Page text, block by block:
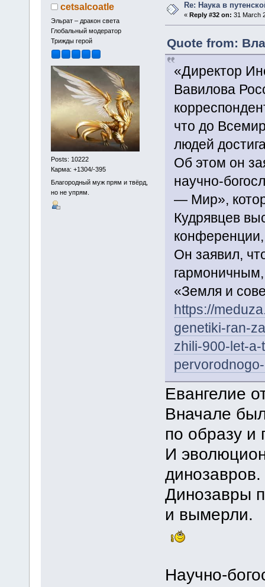
cetsalcoatle
Эльрат – дракон света
Глобальный модератор
Трижды герой
Posts: 10222
Карма: +1304/-395
Благородный муж прям и твёрд,
но не упрям.
Re: Наука в
« Reply #32 on: 31 March
Quote from:
«Директор
Вавилова
что до
людей
Об этом он
научно-
— Мир»,
Кудрявцев
Он заявил,
«Земля и
https://
genetiki-ran-
zhili-900-let-
Евангелие
Вначале
по образу и
И
динозавров.
Динозавры
и вымерли.
Научно-